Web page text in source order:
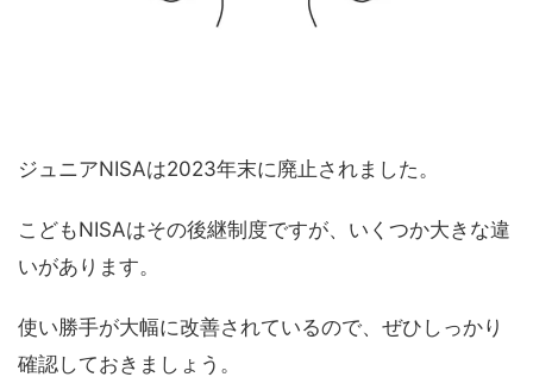
ジュニアNISAは2023年末に廃止されました。
こどもNISAはその後継制度ですが、いくつか大きな違
いがあります。
使い勝手が大幅に改善されているので、ぜひしっかり
確認しておきましょう。